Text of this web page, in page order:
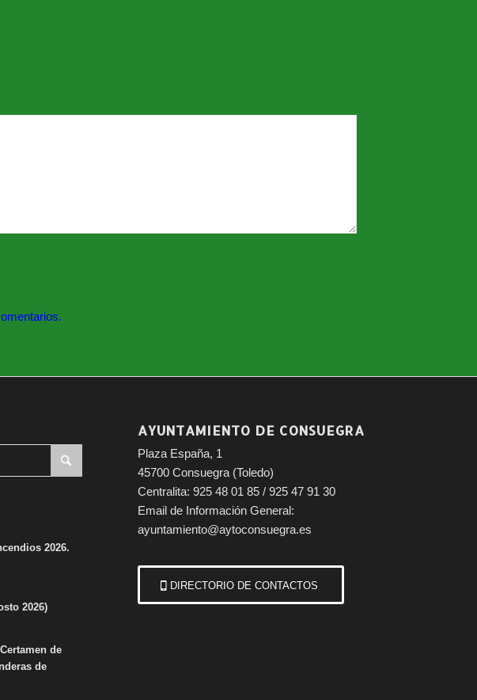
2026.
2026)
de
de
AYUNTAMIENTO DE CONSUEGRA
Plaza España, 1
45700 Consuegra (Toledo)
Centralita: 925 48 01 85 / 925 47 91 30
Email de Información General:
ayuntamiento@aytoconsuegra.es
DIRECTORIO DE CONTACTOS